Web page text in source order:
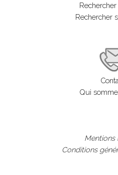
Rechercher
Qui
Mentions
Conditions